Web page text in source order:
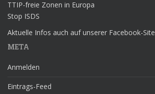
TTIP-freie Zonen in Europa
Stop ISDS
Aktuelle Infos auch auf unserer Facebook-Site
META
Anmelden
Eintrags-Feed